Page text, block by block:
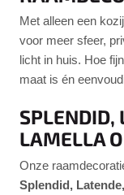
Met alleen een
voor meer sfeer,
licht in huis. Hoe
maat is én
SPLENDID,
LAMELLA
Onze
Splendid,